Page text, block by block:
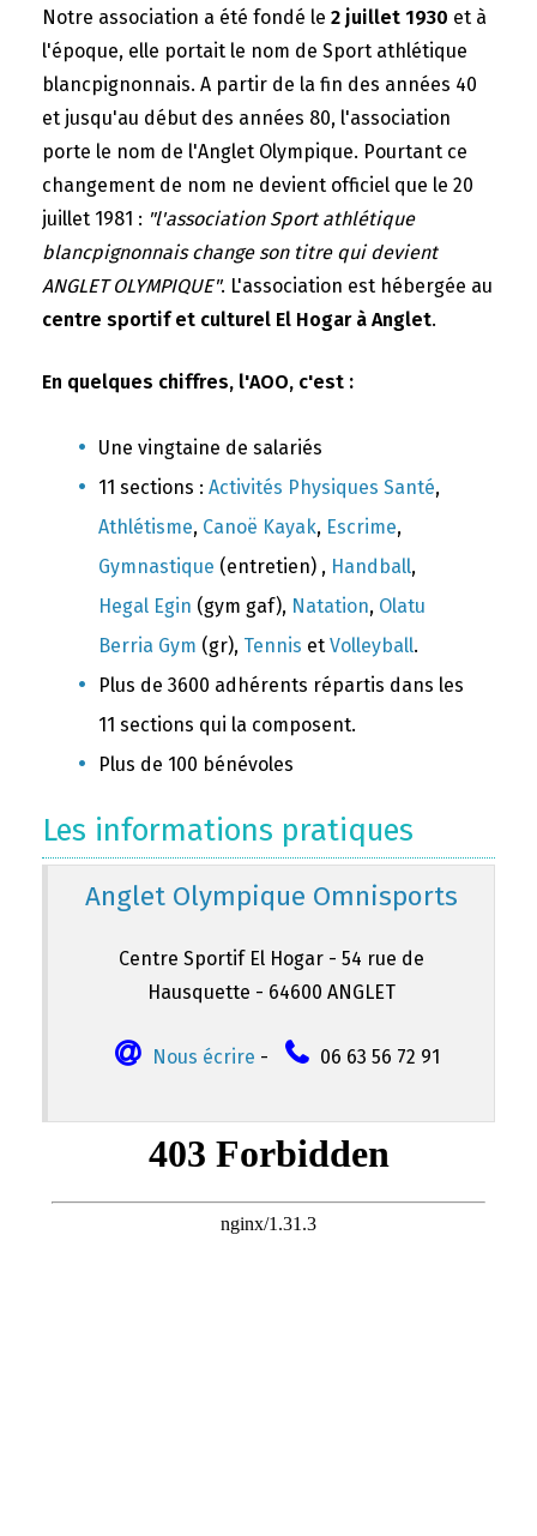
Notre association a été fondé le 2 juillet 1930 et à
l'époque, elle portait le nom de Sport athlétique
blancpignonnais. A partir de la fin des années 40
et jusqu'au début des années 80, l'association
porte le nom de l'Anglet Olympique. Pourtant ce
changement de nom ne devient officiel que le 20
juillet 1981 : "l'association Sport athlétique
blancpignonnais change son titre qui devient
ANGLET OLYMPIQUE". L'association est hébergée au
centre sportif et culturel El Hogar à Anglet.
En quelques chiffres, l'AOO, c'est :
Une vingtaine de salariés
11 sections : Activités Physiques Santé,
Athlétisme, Canoë Kayak, Escrime,
Gymnastique (entretien) , Handball,
Hegal Egin (gym gaf), Natation, Olatu
Berria Gym (gr), Tennis et Volleyball.
Plus de 3600 adhérents répartis dans les
11 sections qui la composent.
Plus de 100 bénévoles
Les informations pratiques
Anglet Olympique Omnisports
Centre Sportif El Hogar - 54 rue de
Hausquette - 64600 ANGLET
Nous écrire - 06 63 56 72 91